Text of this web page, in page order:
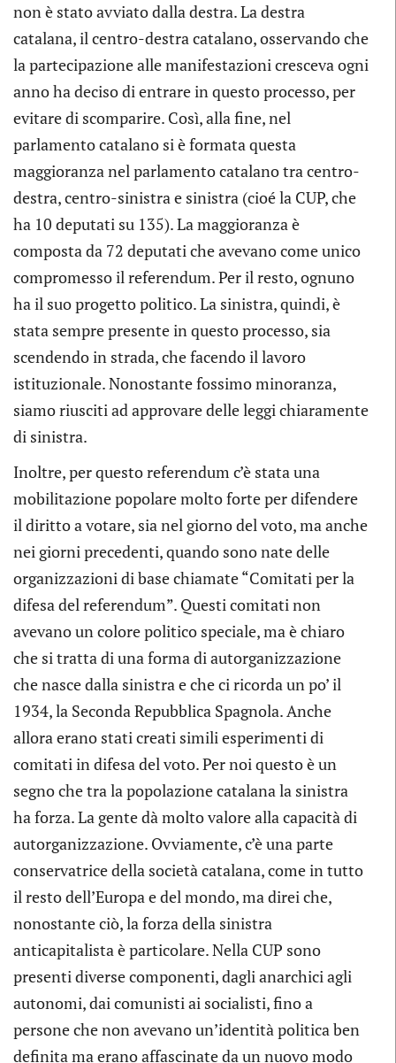
non è stato avviato dalla destra. La destra
catalana, il centro-destra catalano, osservando che
la partecipazione alle manifestazioni cresceva ogni
anno ha deciso di entrare in questo processo, per
evitare di scomparire. Così, alla fine, nel
parlamento catalano si è formata questa
maggioranza nel parlamento catalano tra centro-
destra, centro-sinistra e sinistra (cioé la CUP, che
ha 10 deputati su 135). La maggioranza è
composta da 72 deputati che avevano come unico
compromesso il referendum. Per il resto, ognuno
ha il suo progetto politico. La sinistra, quindi, è
stata sempre presente in questo processo, sia
scendendo in strada, che facendo il lavoro
istituzionale. Nonostante fossimo minoranza,
siamo riusciti ad approvare delle leggi chiaramente
di sinistra.
Inoltre, per questo referendum c’è stata una
mobilitazione popolare molto forte per difendere
il diritto a votare, sia nel giorno del voto, ma anche
nei giorni precedenti, quando sono nate delle
organizzazioni di base chiamate “Comitati per la
difesa del referendum”. Questi comitati non
avevano un colore politico speciale, ma è chiaro
che si tratta di una forma di autorganizzazione
che nasce dalla sinistra e che ci ricorda un po’ il
1934, la Seconda Repubblica Spagnola. Anche
allora erano stati creati simili esperimenti di
comitati in difesa del voto. Per noi questo è un
segno che tra la popolazione catalana la sinistra
ha forza. La gente dà molto valore alla capacità di
autorganizzazione. Ovviamente, c’è una parte
conservatrice della società catalana, come in tutto
il resto dell’Europa e del mondo, ma direi che,
nonostante ciò, la forza della sinistra
anticapitalista è particolare. Nella CUP sono
presenti diverse componenti, dagli anarchici agli
autonomi, dai comunisti ai socialisti, fino a
persone che non avevano un’identità politica ben
definita ma erano affascinate da un nuovo modo